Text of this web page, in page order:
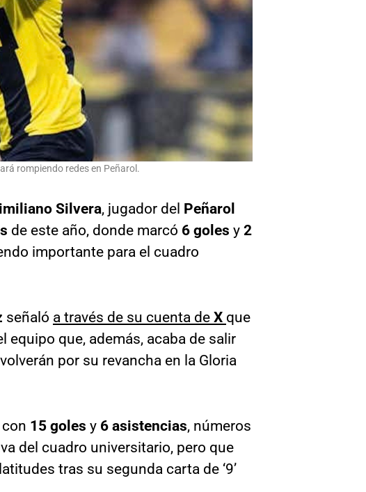
rompiendo redes en Peñarol.
Silvera, jugador del Peñarol
de este año, donde marcó 6 goles y 2
importante para el cuadro
señaló a través de su cuenta de X que
equipo que, además, acaba de salir
por su revancha en la Gloria
15 goles y 6 asistencias, números
del cuadro universitario, pero que
tras su segunda carta de ‘9’